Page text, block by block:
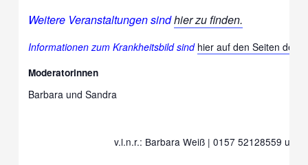
Weitere Veranstaltungen sindhier zu finden.
Informationen zum Krankheitsbild sind hier auf den Seiten des
Moderatorinnen
Barbara und Sandra
v.l.n.r.: Barbara Weiß | 0157 52128559